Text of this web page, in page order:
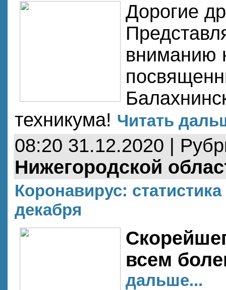
Дорогие
вниманию
техникума! Читать
08:20 31.12.2020 |
Нижегородской
Коронавирус:
декабря
всем
дальше...